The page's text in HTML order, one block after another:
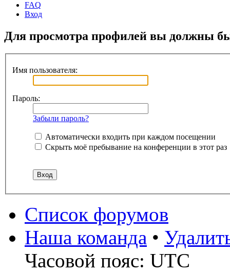
FAQ
Вход
Для просмотра профилей вы должны
Имя пользователя:
Пароль:
Забыли пароль?
Автоматически входить при каждом посещении
Скрыть моё пребывание на конференции в этот раз
Список форумов
Наша команда •
Часовой пояс: UTC